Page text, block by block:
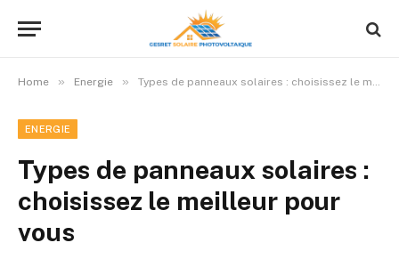
Home » Energie » Types de panneaux solaires : choisissez le meilleur pour vous
ENERGIE
Types de panneaux solaires :
choisissez le meilleur pour
vous